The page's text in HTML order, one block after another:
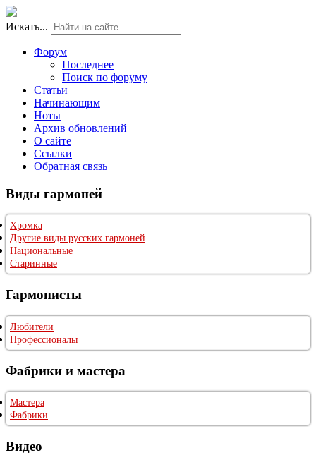
Искать...
Форум
Последнее
Поиск по форуму
Статьи
Начинающим
Ноты
Архив обновлений
О сайте
Ссылки
Обратная связь
Виды гармоней
Хромка
Другие виды русских гармоней
Национальные
Старинные
Гармонисты
Любители
Профессионалы
Фабрики и мастера
Мастера
Фабрики
Видео